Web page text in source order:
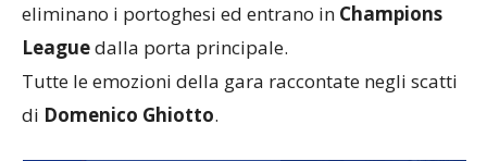
eliminano i portoghesi ed entrano in Champions
Leaguedalla porta principale.
Tutte le emozioni della gara raccontate negli scatti
di Domenico Ghiotto.